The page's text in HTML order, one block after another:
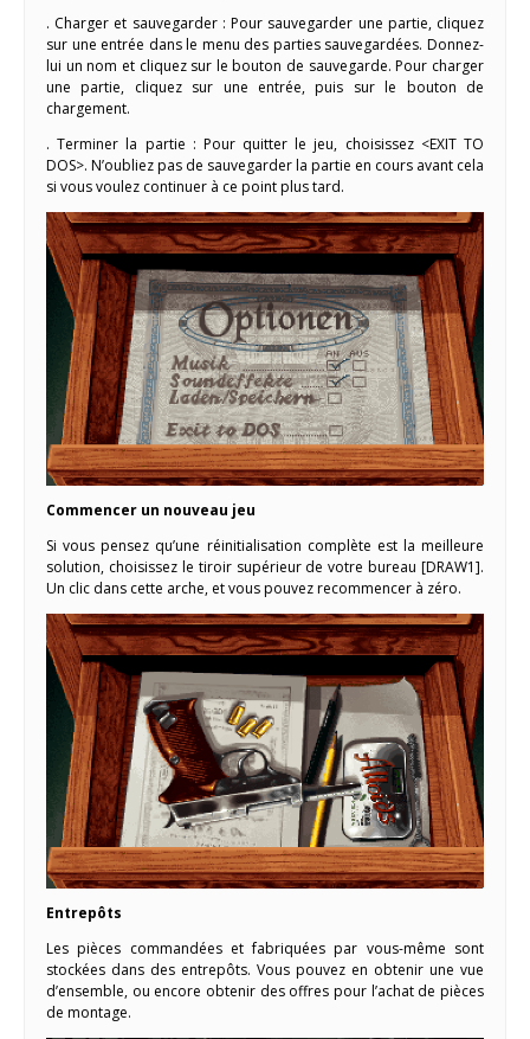
. Charger et sauvegarder : Pour sauvegarder une partie, cliquez
sur une entrée dans le menu des parties sauvegardées. Donnez-
lui un nom et cliquez sur le bouton de sauvegarde. Pour charger
une partie, cliquez sur une entrée, puis sur le bouton de
chargement.
. Terminer la partie : Pour quitter le jeu, choisissez <EXIT TO
DOS>. N’oubliez pas de sauvegarder la partie en cours avant cela
si vous voulez continuer à ce point plus tard.
Commencer un nouveau jeu
Si vous pensez qu’une réinitialisation complète est la meilleure
solution, choisissez le tiroir supérieur de votre bureau [DRAW1].
Un clic dans cette arche, et vous pouvez recommencer à zéro.
Entrepôts
Les pièces commandées et fabriquées par vous-même sont
stockées dans des entrepôts. Vous pouvez en obtenir une vue
d’ensemble, ou encore obtenir des offres pour l’achat de pièces
de montage.